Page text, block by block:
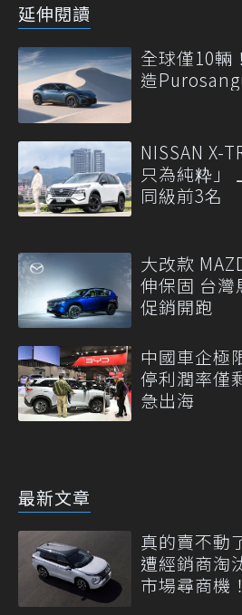
延伸閱讀
全球僅10輛
造
NISSAN X-
只為純粋」
同級前3名
大改款
伸保固 台灣
促銷開跑
中國車企極
停利潤率僅
急出海
最新文章
真的賣不動
遭經銷商淘
市場尋商機！